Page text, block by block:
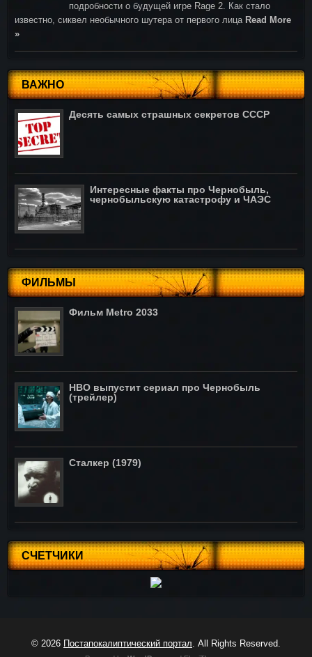
подробности о будущей игре Rage 2. Как стало
известно, сиквел необычного шутера от первого лица Read More
»
ВАЖНО
Десять самых страшных секретов СССР
Интересные факты про Чернобыль,
чернобыльскую катастрофу и ЧАЭС
ФИЛЬМЫ
Фильм Metro 2033
HBO выпустит сериал про Чернобыль
(трейлер)
Сталкер (1979)
СЧЕТЧИКИ
© 2026 Постапокалиптический портал . All Rights Reserved.